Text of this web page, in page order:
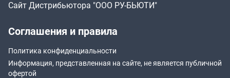
Сайт Дистрибьютора "ООО РУ-БЬЮТИ"
Соглашения и правила
Политика конфиденциальности
Информация, представленная на сайте, не является публичной
офертой